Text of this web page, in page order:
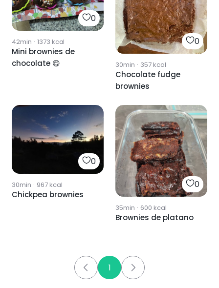
0
42min · 1373 kcal
Mini brownies de
chocolate 😋
0
30min · 357kcal
Chocolate fudge
brownies
0
30min · 967kcal
Chickpea brownies
0
35min · 600 kcal
Brownies de platano
1